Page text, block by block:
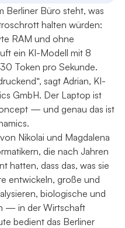
Berliner Büro steht, was
halten würden:
RAM und ohne
ein KI-Modell mit 8
Token pro Sekunde.
sagt Adrian, KI-
GmbH. Der Laptop ist
— und genau das ist
Nikolai und Magdalena
die nach Jahren
hatten, dass das, was sie
entwickeln, große und
biologische und
— in der Wirtschaft
bedient das Berliner